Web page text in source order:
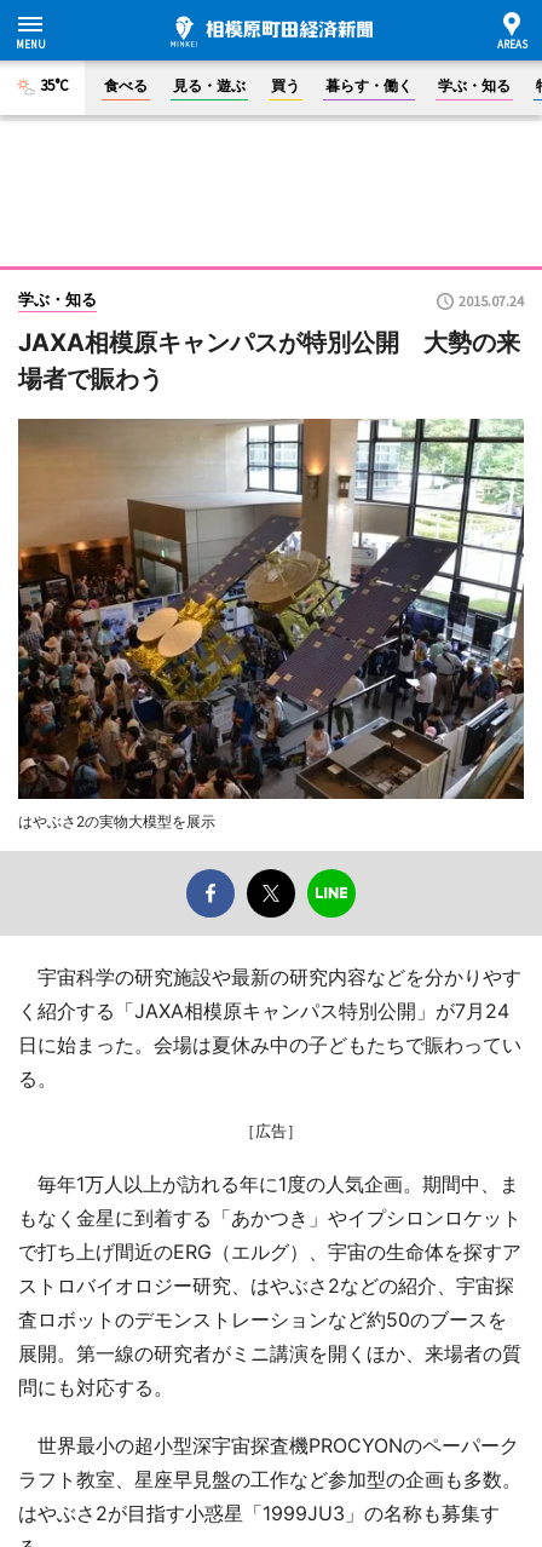
35°C 食べる 見る・遊ぶ 買う 暮らす・働く 学ぶ・知る
学ぶ・知る 2015.07.24
JAXA相模原キャンパスが特別公開 大勢の来
場者で賑わう
はやぶさ2の実物大模型を展示
宇宙科学の研究施設や最新の研究内容などを分かりやす
く紹介する「JAXA相模原キャンパス特別公開」が7月24
日に始まった。会場は夏休み中の子どもたちで賑わってい
る。
［広告］
毎年1万人以上が訪れる年に1度の人気企画。期間中、ま
もなく金星に到着する「あかつき」やイプシロンロケット
で打ち上げ間近のERG（エルグ）、宇宙の生命体を探すア
ストロバイオロジー研究、はやぶさ2などの紹介、宇宙探
査ロボットのデモンストレーションなど約50のブースを
展開。第一線の研究者がミニ講演を開くほか、来場者の質
問にも対応する。
世界最小の超小型深宇宙探査機PROCYONのペーパーク
ラフト教室、星座早見盤の工作など参加型の企画も多数。
はやぶさ2が目指す小惑星「1999JU3」の名称も募集す